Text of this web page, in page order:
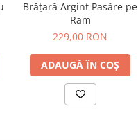
Brățară Argint Pasăre pe
Ram
229,00 RON
ADAUGĂ ÎN COȘ